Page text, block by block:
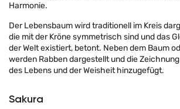
Harmonie.
Der Lebensbaum wird traditionell im Kreis
die mit der Kröne symmetrisch sind und das
der Welt existiert, betont. Neben dem Baum
werden Rabben dargestellt und die
des Lebens und der Weisheit hinzugefügt.
Sakura